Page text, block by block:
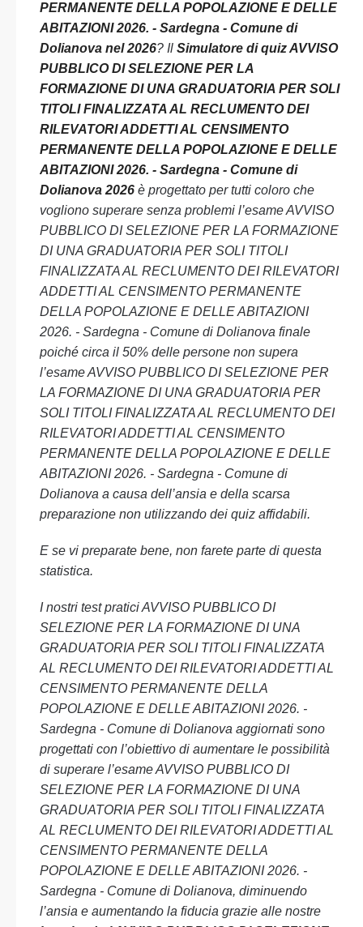
PERMANENTE DELLA POPOLAZIONE E DELLE
ABITAZIONI 2026. - Sardegna - Comune di
Dolianova nel 2026? Il Simulatore di quiz AVVISO
PUBBLICO DI SELEZIONE PER LA
FORMAZIONE DI UNA GRADUATORIA PER SOLI
TITOLI FINALIZZATA AL RECLUMENTO DEI
RILEVATORI ADDETTI AL CENSIMENTO
PERMANENTE DELLA POPOLAZIONE E DELLE
ABITAZIONI 2026. - Sardegna - Comune di
Dolianova 2026 è progettato per tutti coloro che
vogliono superare senza problemi l’esame AVVISO
PUBBLICO DI SELEZIONE PER LA FORMAZIONE
DI UNA GRADUATORIA PER SOLI TITOLI
FINALIZZATA AL RECLUMENTO DEI RILEVATORI
ADDETTI AL CENSIMENTO PERMANENTE
DELLA POPOLAZIONE E DELLE ABITAZIONI
2026. - Sardegna - Comune di Dolianova finale
poiché circa il 50% delle persone non supera
l’esame AVVISO PUBBLICO DI SELEZIONE PER
LA FORMAZIONE DI UNA GRADUATORIA PER
SOLI TITOLI FINALIZZATA AL RECLUMENTO DEI
RILEVATORI ADDETTI AL CENSIMENTO
PERMANENTE DELLA POPOLAZIONE E DELLE
ABITAZIONI 2026. - Sardegna - Comune di
Dolianova a causa dell’ansia e della scarsa
preparazione non utilizzando dei quiz affidabili.
E se vi preparate bene, non farete parte di questa
statistica.
I nostri test pratici AVVISO PUBBLICO DI
SELEZIONE PER LA FORMAZIONE DI UNA
GRADUATORIA PER SOLI TITOLI FINALIZZATA
AL RECLUMENTO DEI RILEVATORI ADDETTI AL
CENSIMENTO PERMANENTE DELLA
POPOLAZIONE E DELLE ABITAZIONI 2026. -
Sardegna - Comune di Dolianova aggiornati sono
progettati con l’obiettivo di aumentare le possibilità
di superare l’esame AVVISO PUBBLICO DI
SELEZIONE PER LA FORMAZIONE DI UNA
GRADUATORIA PER SOLI TITOLI FINALIZZATA
AL RECLUMENTO DEI RILEVATORI ADDETTI AL
CENSIMENTO PERMANENTE DELLA
POPOLAZIONE E DELLE ABITAZIONI 2026. -
Sardegna - Comune di Dolianova, diminuendo
l’ansia e aumentando la fiducia grazie alle nostre